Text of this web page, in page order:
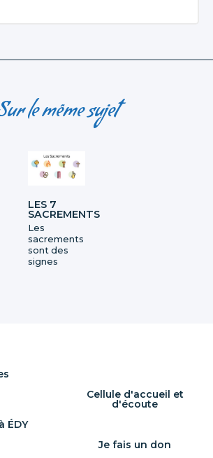
le même sujet
LES 7
SACREMENTS
Les
sacrements
sont des
signes
Cellule d'accueil et
d'écoute
ÉDY
Je fais un don